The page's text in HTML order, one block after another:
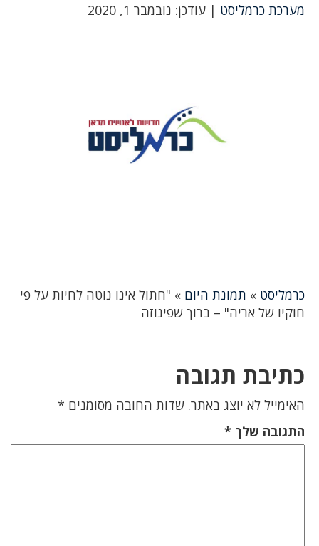
מערכת כרמליסט | עודכן: נובמבר 1, 2020
כרמליסט » תמונת היום » "חתול אינו נוטה לחיות על פי
חוקיו של אריה" – ברוך שפינוזה
כתיבת תגובה
האימייל לא יוצג באתר. שדות החובה מסומנים *
התגובה שלך *